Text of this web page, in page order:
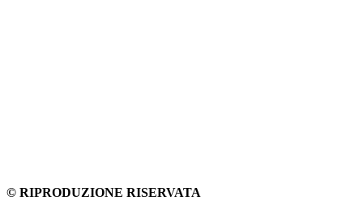
© RIPRODUZIONE RISERVATA